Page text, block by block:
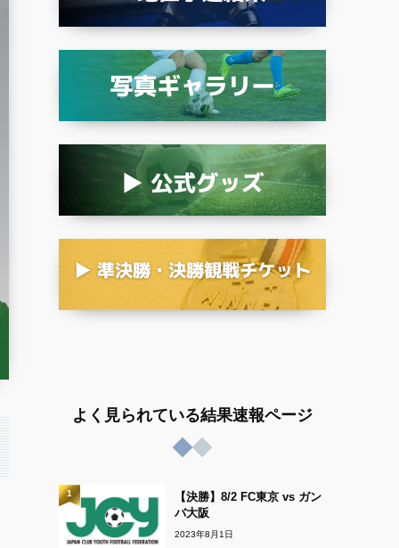
よく見られている結果速報ページ
【決勝】8/2 FC東京 vs ガン
バ大阪
2023年8月1日
1